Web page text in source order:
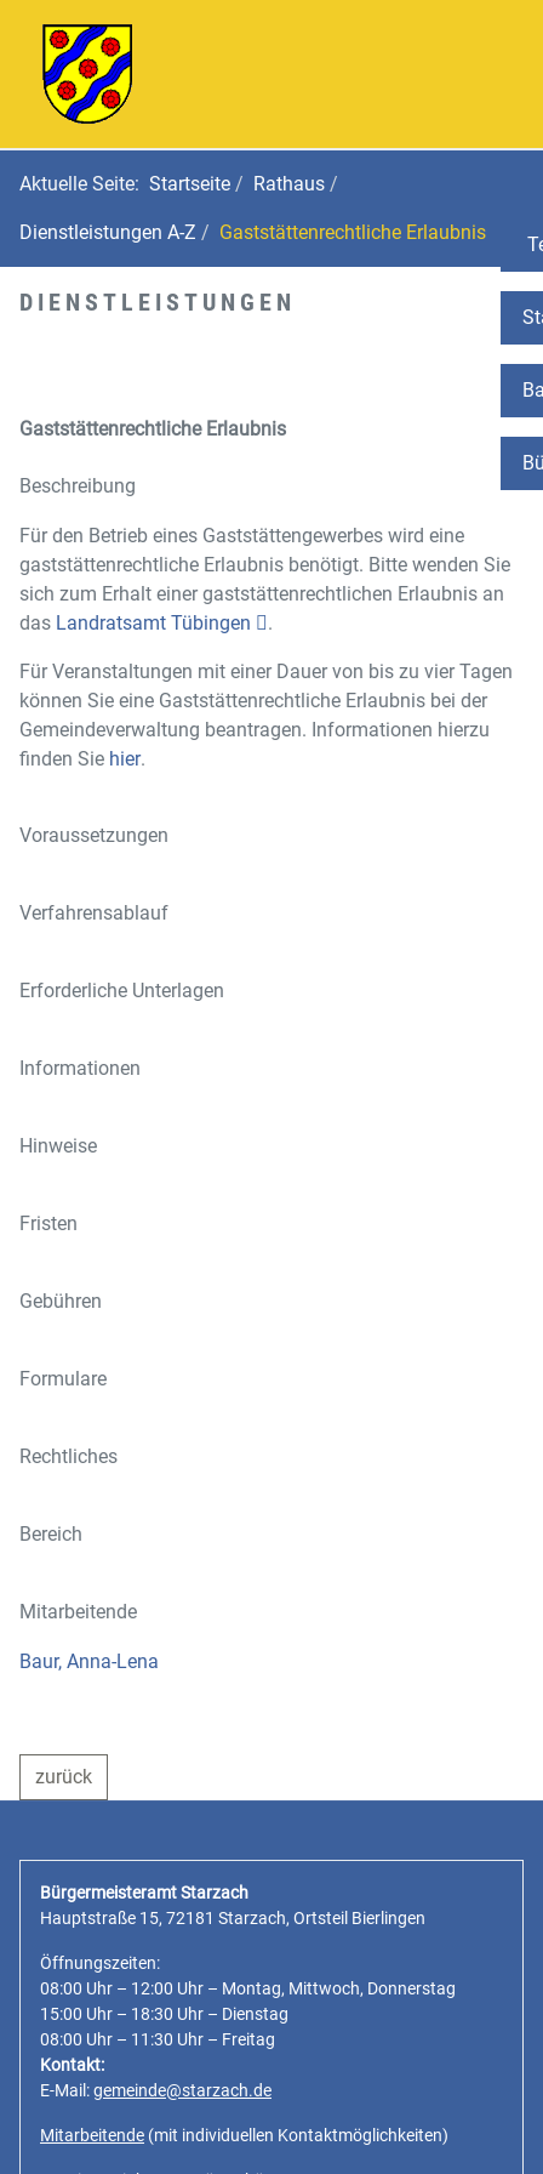
Aktuelle Seite: Startseite Rathaus
Dienstleistungen A-Z Gaststättenrechtliche Erlaubnis
DIENSTLEISTUNGEN
Gaststättenrechtliche Erlaubnis
Beschreibung
Für den Betrieb eines Gaststättengewerbes wird eine
gaststättenrechtliche Erlaubnis benötigt. Bitte wenden Sie
sich zum Erhalt einer gaststättenrechtlichen Erlaubnis an
das Landratsamt Tübingen .
Für Veranstaltungen mit einer Dauer von bis zu vier Tagen
können Sie eine Gaststättenrechtliche Erlaubnis bei der
Gemeindeverwaltung beantragen. Informationen hierzu
finden Sie hier.
Voraussetzungen
Verfahrensablauf
Erforderliche Unterlagen
Informationen
Hinweise
Fristen
Gebühren
Formulare
Rechtliches
Bereich
Mitarbeitende
Baur, Anna-Lena
zurück
Bürgermeisteramt Starzach
Hauptstraße 15, 72181 Starzach, Ortsteil Bierlingen
Öffnungszeiten:
08:00 Uhr – 12:00 Uhr – Montag, Mittwoch, Donnerstag
15:00 Uhr – 18:30 Uhr – Dienstag
08:00 Uhr – 11:30 Uhr – Freitag
Kontakt:
E-Mail:gemeinde@starzach.de
Mitarbeitende (mit individuellen Kontaktmöglichkeiten)